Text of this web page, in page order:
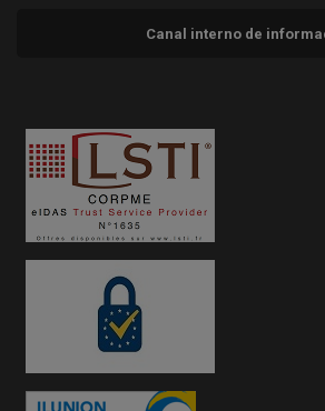
Canal interno de